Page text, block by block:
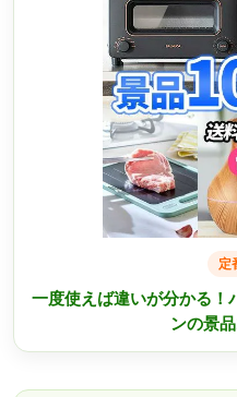
定
一度使えば違いが分かる！
ンの景